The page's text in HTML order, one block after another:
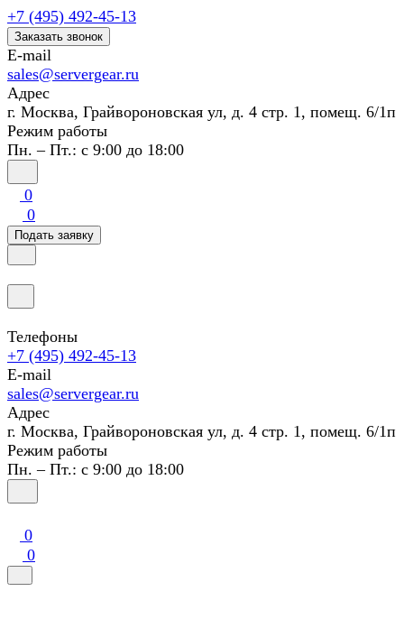
+7 (495) 492-45-13
Заказать звонок
E-mail
sales@servergear.ru
Адрес
г. Москва, Грайвороновская ул, д. 4 стр. 1, помещ. 6/1п
Режим работы
Пн. – Пт.: с 9:00 до 18:00
0
0
Подать заявку
Телефоны
+7 (495) 492-45-13
E-mail
sales@servergear.ru
Адрес
г. Москва, Грайвороновская ул, д. 4 стр. 1, помещ. 6/1п
Режим работы
Пн. – Пт.: с 9:00 до 18:00
0
0